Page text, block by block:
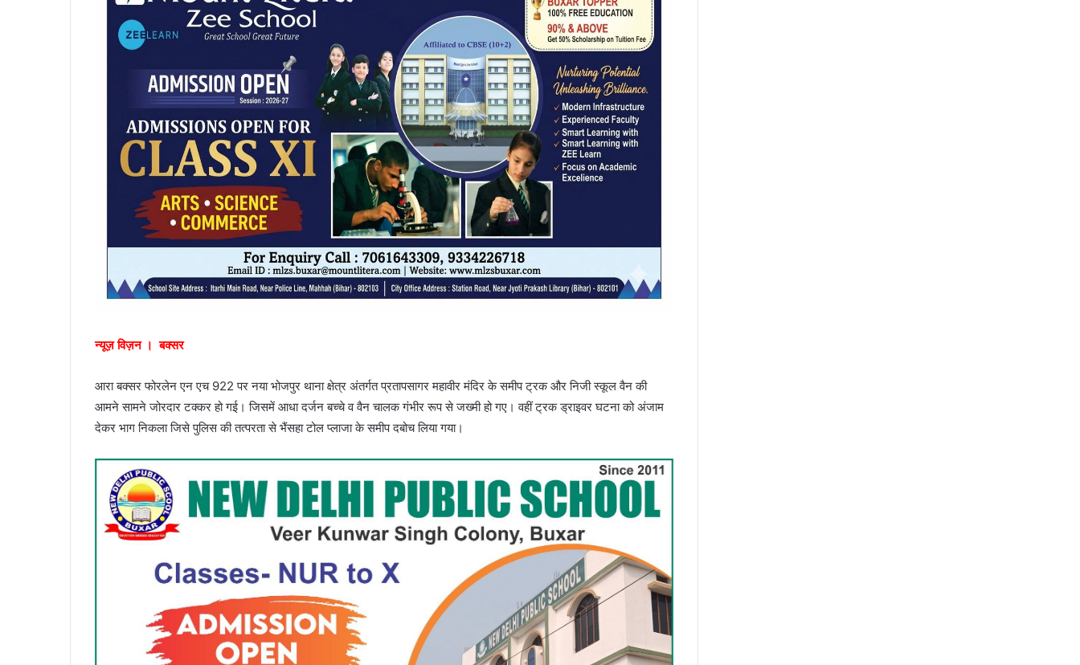
न्यूज़ विज़न । बक्सर
आरा बक्सर फोरलेन एन एच 922 पर नया भोजपुर थाना क्षेत्र अंतर्गत प्रतापसागर महावीर मंदिर के समीप ट्रक और निजी स्कूल वैन की
आमने सामने जोरदार टक्कर हो गई। जिसमें आधा दर्जन बच्चे व वैन चालक गंभीर रूप से जख्मी हो गए। वहीं ट्रक ड्राइवर घटना को अंजाम
देकर भाग निकला जिसे पुलिस की तत्परता से भैंसहा टोल प्लाजा के समीप दबोच लिया गया।